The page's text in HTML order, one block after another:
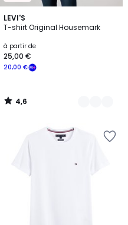
LEVI'S
T-shirt Original Housemark
à partir de
20,00 €
25,00 €
4,6
/ 5
5
Couleurs
4,6
/